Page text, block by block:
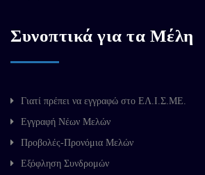
Συνοπτικά για τα Μέλη
Γιατί πρέπει να εγγραφώ στο ΕΛ.Ι.Σ.ΜΕ.
Εγγραφή Νέων Μελών
Προβολές-Προνόμια Μελών
Εξόφληση Συνδρομών